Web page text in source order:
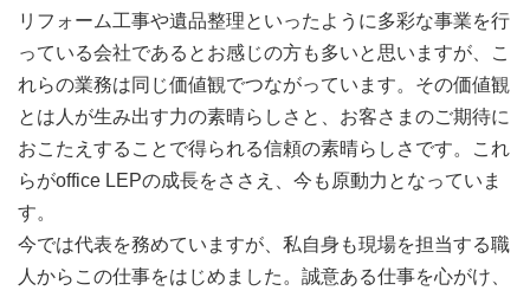
リフォーム工事や遺品整理といったように多彩な事業を行
っている会社であるとお感じの方も多いと思いますが、こ
れらの業務は同じ価値観でつながっています。その価値観
とは人が生み出す力の素晴らしさと、お客さまのご期待に
おこたえすることで得られる信頼の素晴らしさです。これ
らがoffice LEPの成長をささえ、今も原動力となっていま
す。
今では代表を務めていますが、私自身も現場を担当する職
人からこの仕事をはじめました。誠意ある仕事を心がけ、